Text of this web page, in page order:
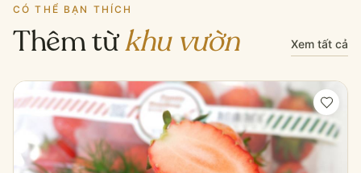
CÓ THỂ BẠN THÍCH
Thêm từkhu vườn Xem tất cả